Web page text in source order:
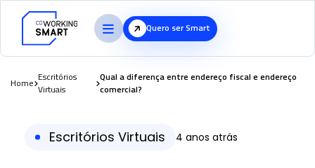
Quero ser Smart
Home Escritórios
Virtuais
Qual a diferença entre endereço fiscal e endereço
comercial?
Escritórios Virtuais 4 anos atrás